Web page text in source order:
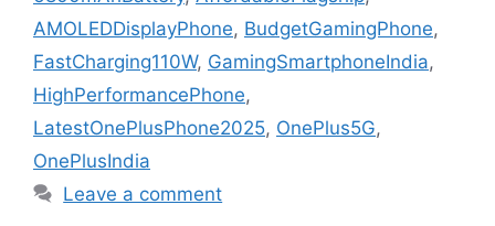
AMOLEDDisplayPhone, BudgetGamingPhone,
FastCharging110W, GamingSmartphoneIndia,
HighPerformancePhone,
LatestOnePlusPhone2025, OnePlus5G,
OnePlusIndia
Leave a comment